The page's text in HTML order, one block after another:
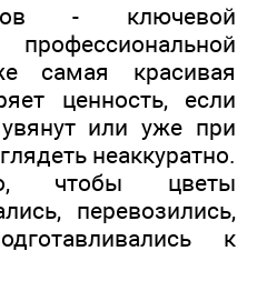
- ключевой
самая красивая
ценность, если
или уже при
неаккуратно.
чтобы цветы
перевозились,
к